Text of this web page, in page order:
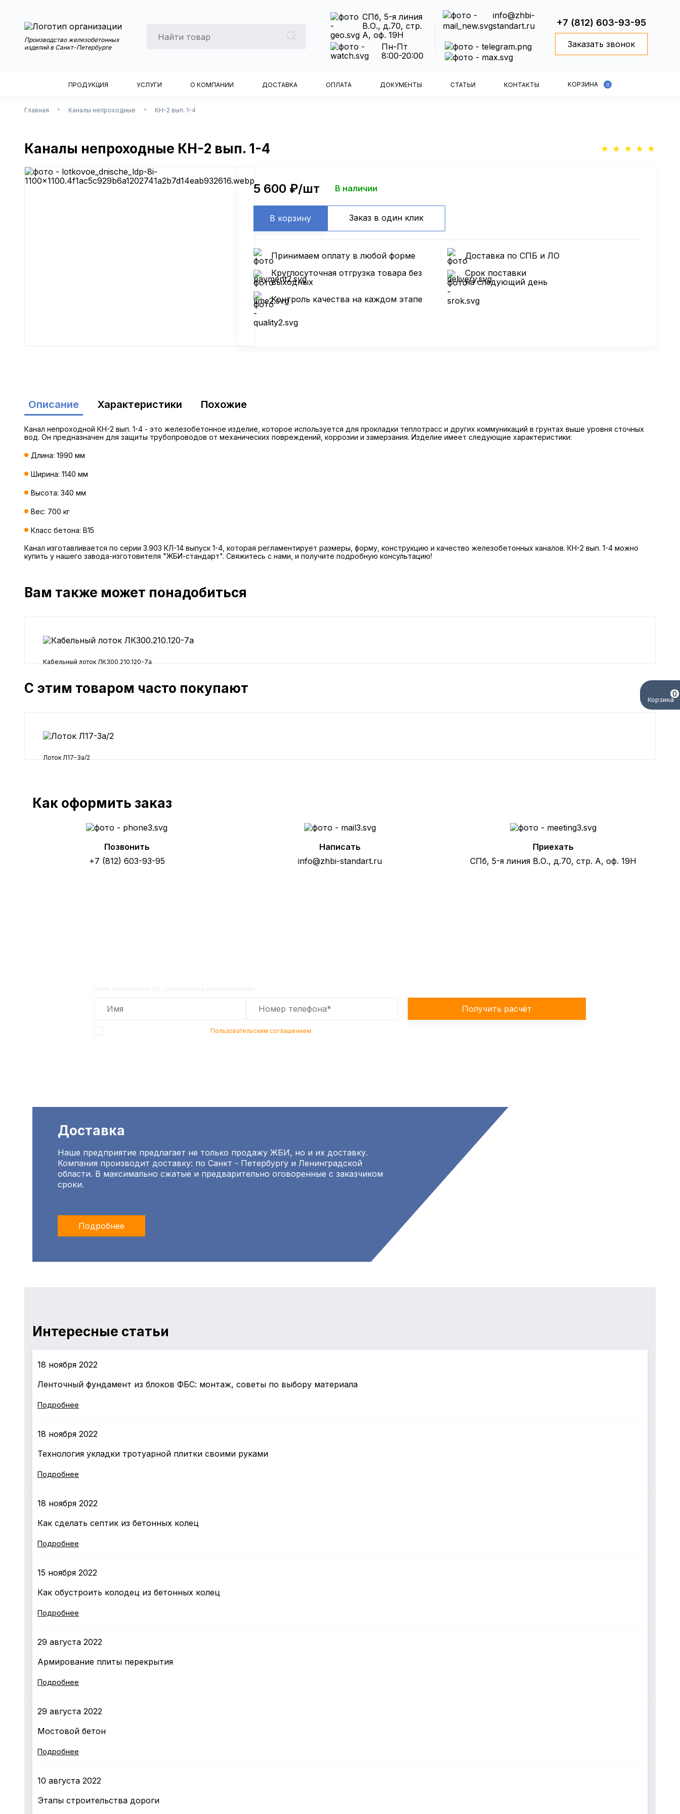
Производство железобетонных
изделий в Санкт-Петербурге
СПб, 5-я линия
В.О., д.70, стр.
А, оф. 19Н
Пн-Пт
8:00-20:00
info@zhbi-
standart.ru
+7 (812) 603-93-95
Заказать звонок
ПРОДУКЦИЯ УСЛУГИ О КОМПАНИИ ДОСТАВКА ОПЛАТА ДОКУМЕНТЫ СТАТЬИ КОНТАКТЫ КОРЗИНА 0
Главная > Каналы непроходные > КН-2 вып. 1-4
Каналы непроходные КН-2 вып. 1-4
5 600 ₽/шт В наличии
В корзину Заказ в один клик
Принимаем оплату в любой форме
Доставка по СПБ и ЛО
Круглосуточная отгрузка товара без
выходных
Срок поставки
на следующий день
Контроль качества на каждом этапе
Описание Характеристики Похожие
Канал непроходной КН-2 вып. 1-4 - это железобетонное изделие, которое используется для прокладки теплотрасс и других коммуникаций в грунтах выше уровня сточных
вод. Он предназначен для защиты трубопроводов от механических повреждений, коррозии и замерзания. Изделие имеет следующие характеристики:
Длина: 1990 мм
Ширина: 1140 мм
Высота: 340 мм
Вес: 700 кг
Класс бетона: В15
Канал изготавливается по серии 3.903 КЛ-14 выпуск 1-4, которая регламентирует размеры, форму, конструкцию и качество железобетонных каналов. КН-2 вып. 1-4 можно
купить у нашего завода-изготовителя "ЖБИ-стандарт". Свяжитесь с нами, и получите подробную консультацию!
Вам также может понадобиться
Кабельный лоток ЛК300.210.120-7а
С этим товаром часто покупают
Лоток Л17-3а/2
Как оформить заказ
Позвонить
+7 (812) 603-93-95
Написать
info@zhbi-standart.ru
Приехать
СПб, 5-я линия В.О., д.70, стр. А, оф. 19Н
Пользовательским соглашением
Получить расчёт
Доставка
Наше предприятие предлагает не только продажу ЖБИ, но и их доставку.
Компания производит доставку: по Санкт - Петербургу и Ленинградской
области. В максимально сжатые и предварительно оговоренные с заказчиком
сроки.
Подробнее
Интересные статьи
18 ноября 2022
Ленточный фундамент из блоков ФБС: монтаж, советы по выбору материала
Подробнее
18 ноября 2022
Технология укладки тротуарной плитки своими руками
Подробнее
18 ноября 2022
Как сделать септик из бетонных колец
Подробнее
15 ноября 2022
Как обустроить колодец из бетонных колец
Подробнее
29 августа 2022
Армирование плиты перекрытия
Подробнее
29 августа 2022
Мостовой бетон
Подробнее
10 августа 2022
Этапы строительства дороги
Корзина
0